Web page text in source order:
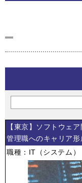
【東京】ソフトウェ
管理職へのキャリア
職種：IT（システム）